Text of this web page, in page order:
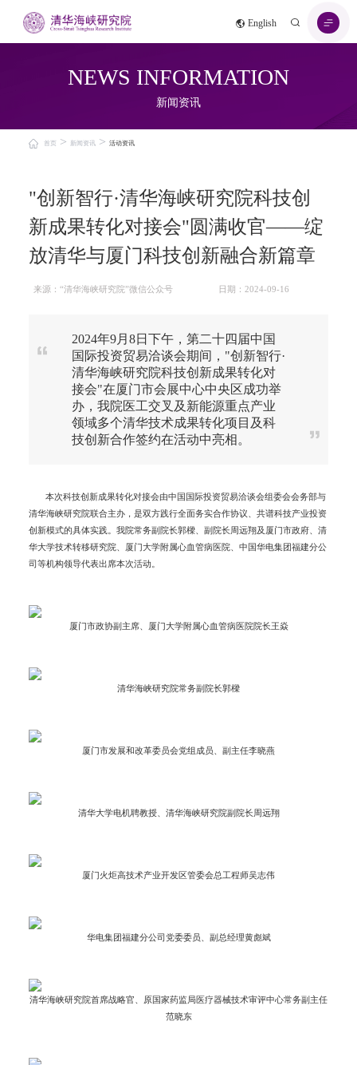
English
NEWS INFORMATION
新闻资讯
首页 > 新闻资讯> 活动资讯
"创新智行·清华海峡研究院科技创
新成果转化对接会"圆满收官——绽
放清华与厦门科技创新融合新篇章
来源：“清华海峡研究院”微信公众号 日期：2024-09-16
2024年9月8日下午，第二十四届中国
国际投资贸易洽谈会期间，"创新智行·
清华海峡研究院科技创新成果转化对
接会"在厦门市会展中心中央区成功举
办，我院医工交叉及新能源重点产业
领域多个清华技术成果转化项目及科
技创新合作签约在活动中亮相。
本次科技创新成果转化对接会由中国国际投资贸易洽谈会组委会会务部与
清华海峡研究院联合主办，是双方践行全面务实合作协议、共谱科技产业投资
创新模式的具体实践。我院常务副院长郭樑、副院长周远翔及厦门市政府、清
华大学技术转移研究院、厦门大学附属心血管病医院、中国华电集团福建分公
司等机构领导代表出席本次活动。
厦门市政协副主席、厦门大学附属心血管病医院院长王焱
清华海峡研究院常务副院长郭樑
厦门市发展和改革委员会党组成员、副主任李晓燕
清华大学电机聘教授、清华海峡研究院副院长周远翔
厦门火炬高技术产业开发区管委会总工程师吴志伟
华电集团福建分公司党委委员、副总经理黄彪斌
清华海峡研究院首席战略官、原国家药监局医疗器械技术审评中心常务副主任
范晓东